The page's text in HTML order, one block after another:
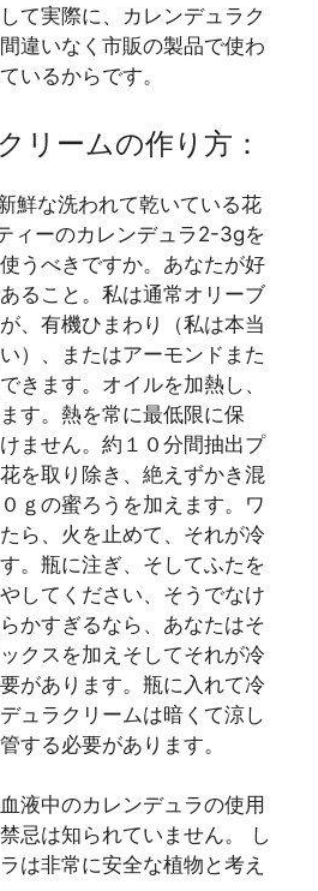
て実際に、カレンデュラク
違いなく市販の製品で使わ
いるからです。
リームの作り方：
鮮な洗われて乾いている花
ィーのカレンデュラ2-3gを
うべきですか。あなたが好
ること。私は通常オリーブ
、有機ひまわり（私は本当
）、またはアーモンドまた
きます。オイルを加熱し、
す。熱を常に最低限に保
ません。約１０分間抽出プ
を取り除き、絶えずかき混
ｇの蜜ろうを加えます。ワ
ら、火を止めて、それが冷
。瓶に注ぎ、そしてふたを
してください、そうでなけ
かすぎるなら、あなたはそ
クスを加えそしてそれが冷
があります。瓶に入れて冷
ュラクリームは暗くて涼し
する必要があります。
液中のカレンデュラの使用
忌は知られていません。 し
は非常に安全な植物と考え